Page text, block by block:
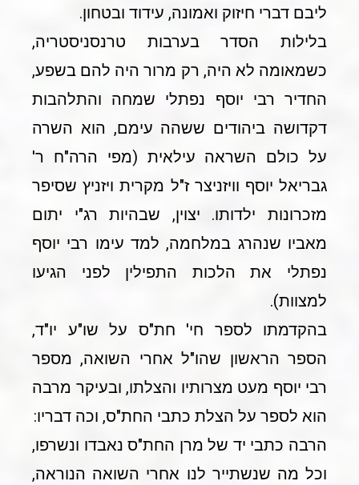
ליבם דברי חיזוק ואמונה, עידוד ובטחון.
בלילות הסדר בערבות טרנסניסטריה,
כשמאומה לא היה, רק מרור היה להם בשפע,
החדיר רבי יוסף נפתלי שמחה והתלהבות
דקדושה ביהודים ששהה עימם, הוא השרה
על כולם השראה עילאית (מפי הרה"ח ר'
גבריאל יוסף וויזניצר ז"ל מקרית ויזניץ שסיפר
מזכרונות ילדותו. יצוין, שבהיות רג"י יתום
מאביו שנהרג במלחמה, למד עימו רבי יוסף
נפתלי את הלכות התפילין לפני הגיעו
למצוות).
בהקדמתו לספר חי' חת"ס על שו"ע יו"ד,
הספר הראשון שהו"ל אחרי השואה, מספר
רבי יוסף מעט מצרותיו והצלתו, ובעיקר מרבה
הוא לספר על הצלת כתבי החת"ס, וכה דבריו:
הרבה כתבי יד של מרן החת"ס נאבדו ונשרפו,
וכל מה שנשתייר לנו אחרי השואה הנוראה,